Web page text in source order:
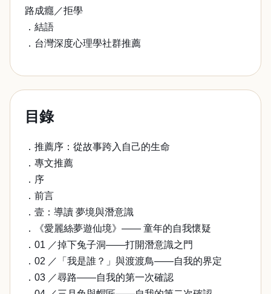
路成癮／拒學
．結語
．台灣深度心理學社群推薦
目錄
．推薦序：從故事跨入自己的生命
．專文推薦
．序
．前言
．壹：導讀 夢境與潛意識
．《愛麗絲夢遊仙境》—— 童年的自我懷疑
．01 ／掉下兔子洞——打開潛意識之門
．02 ／「我是誰？」與渡渡鳥——自我的界定
．03 ／尋路——自我的第一次確認